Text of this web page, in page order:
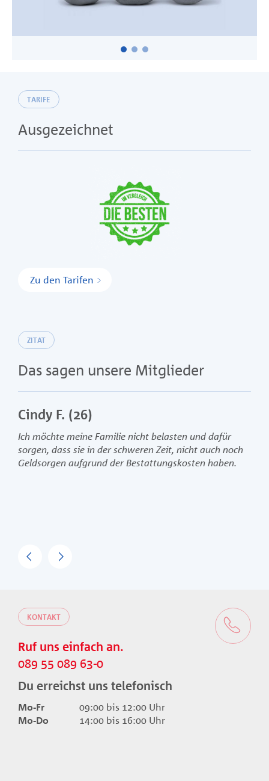
TARIFE
Ausgezeichnet
Zu den Tarifen
ZITAT
Das sagen unsere Mitglieder
Cindy F. (26)
Ich möchte meine Familie nicht belasten und dafür
sorgen, dass sie in der schweren Zeit, nicht auch noch
Geldsorgen aufgrund der Bestattungskosten haben.
Previous
KONTAKT
Ruf uns einfach an.
089 55 089 63-0
Du erreichst uns telefonisch
Mo-Fr
09:00 bis 12:00 Uhr
Mo-Do
14:00 bis 16:00 Uhr